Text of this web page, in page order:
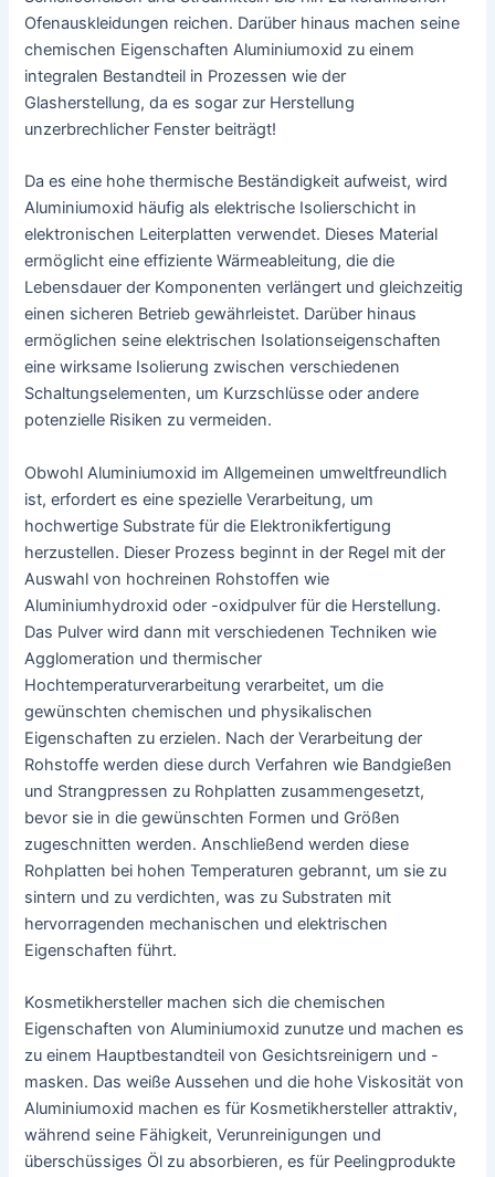
Ofenauskleidungen reichen. Darüber hinaus machen seine
chemischen Eigenschaften Aluminiumoxid zu einem
integralen Bestandteil in Prozessen wie der
Glasherstellung, da es sogar zur Herstellung
unzerbrechlicher Fenster beiträgt!
Da es eine hohe thermische Beständigkeit aufweist, wird
Aluminiumoxid häufig als elektrische Isolierschicht in
elektronischen Leiterplatten verwendet. Dieses Material
ermöglicht eine effiziente Wärmeableitung, die die
Lebensdauer der Komponenten verlängert und gleichzeitig
einen sicheren Betrieb gewährleistet. Darüber hinaus
ermöglichen seine elektrischen Isolationseigenschaften
eine wirksame Isolierung zwischen verschiedenen
Schaltungselementen, um Kurzschlüsse oder andere
potenzielle Risiken zu vermeiden.
Obwohl Aluminiumoxid im Allgemeinen umweltfreundlich
ist, erfordert es eine spezielle Verarbeitung, um
hochwertige Substrate für die Elektronikfertigung
herzustellen. Dieser Prozess beginnt in der Regel mit der
Auswahl von hochreinen Rohstoffen wie
Aluminiumhydroxid oder -oxidpulver für die Herstellung.
Das Pulver wird dann mit verschiedenen Techniken wie
Agglomeration und thermischer
Hochtemperaturverarbeitung verarbeitet, um die
gewünschten chemischen und physikalischen
Eigenschaften zu erzielen. Nach der Verarbeitung der
Rohstoffe werden diese durch Verfahren wie Bandgießen
und Strangpressen zu Rohplatten zusammengesetzt,
bevor sie in die gewünschten Formen und Größen
zugeschnitten werden. Anschließend werden diese
Rohplatten bei hohen Temperaturen gebrannt, um sie zu
sintern und zu verdichten, was zu Substraten mit
hervorragenden mechanischen und elektrischen
Eigenschaften führt.
Kosmetikhersteller machen sich die chemischen
Eigenschaften von Aluminiumoxid zunutze und machen es
zu einem Hauptbestandteil von Gesichtsreinigern und -
masken. Das weiße Aussehen und die hohe Viskosität von
Aluminiumoxid machen es für Kosmetikhersteller attraktiv,
während seine Fähigkeit, Verunreinigungen und
überschüssiges Öl zu absorbieren, es für Peelingprodukte